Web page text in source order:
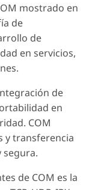
mostrado en
de
de
en servicios,
de
en
COM
y transferencia
segura.
de COM es la